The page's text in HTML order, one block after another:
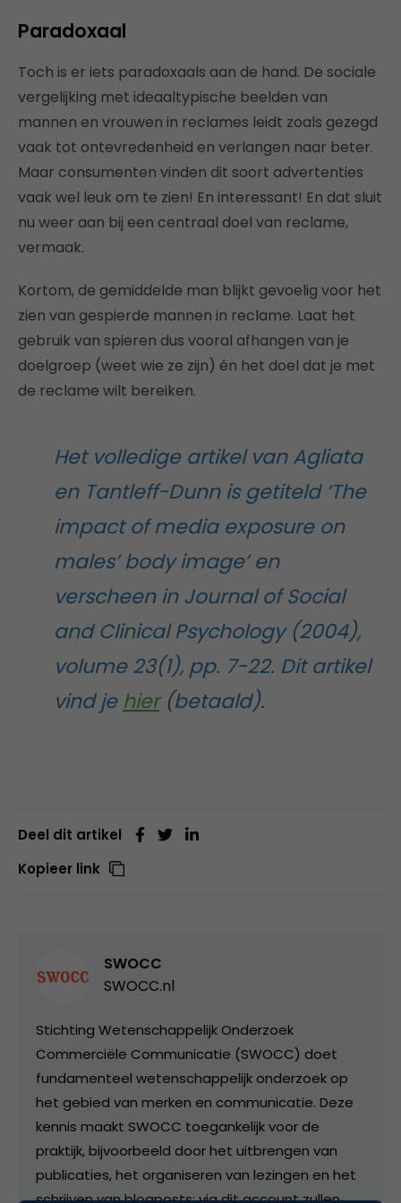
Paradoxaal
Toch is er iets paradoxaals aan de hand. De sociale
vergelijking met ideaaltypische beelden van
mannen en vrouwen in reclames leidt zoals gezegd
vaak tot ontevredenheid en verlangen naar beter.
Maar consumenten vinden dit soort advertenties
vaak wel leuk om te zien! En interessant! En dat sluit
nu weer aan bij een centraal doel van reclame,
vermaak.
Kortom, de gemiddelde man blijkt gevoelig voor het
zien van gespierde mannen in reclame. Laat het
gebruik van spieren dus vooral afhangen van je
doelgroep (weet wie ze zijn) én het doel dat je met
de reclame wilt bereiken.
Het volledige artikel van Agliata
en Tantleff-Dunn is getiteld ‘The
impact of media exposure on
males’ body image’ en
verscheen in Journal of Social
and Clinical Psychology (2004),
volume 23(1), pp. 7-22. Dit artikel
vind je hier (betaald).
Deel dit artikel
Kopieer link
SWOCC
SWOCC.nl
Stichting Wetenschappelijk Onderzoek
Commerciële Communicatie (SWOCC) doet
fundamenteel wetenschappelijk onderzoek op
het gebied van merken en communicatie. Deze
kennis maakt SWOCC toegankelijk voor de
praktijk, bijvoorbeeld door het uitbrengen van
publicaties, het organiseren van lezingen en het
schrijven van blogposts: via dit account zullen